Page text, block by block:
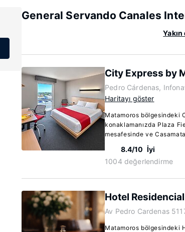
General Servando Canales
City Express by
Pedro Cárdenas,
Haritayı göster
Matamoros bölgesindeki
konaklamanızda Plaza
mesafesinde ve
8.4/10 İyi
1004 değerlendirme
Hotel
Av Pedro Cardenas
Matamoros bölgesindeki